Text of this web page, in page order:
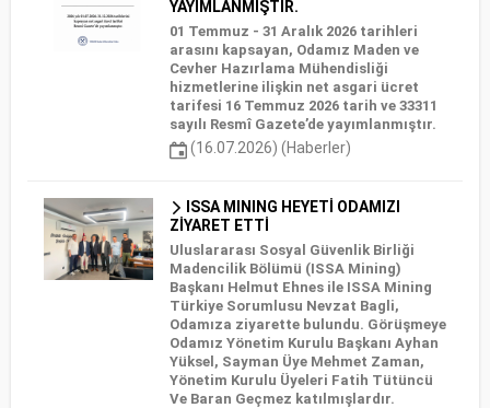
YAYIMLANMIŞTIR.
01 Temmuz - 31 Aralık 2026 tarihleri
arasını kapsayan, Odamız Maden ve
Cevher Hazırlama Mühendisliği
hizmetlerine ilişkin net asgari ücret
tarifesi 16 Temmuz 2026 tarih ve 33311
sayılı Resmî Gazete’de yayımlanmıştır.
(16.07.2026) (Haberler)
ISSA MINING HEYETİ ODAMIZI
ZİYARET ETTİ
Uluslararası Sosyal Güvenlik Birliği
Madencilik Bölümü (ISSA Mining)
Başkanı Helmut Ehnes ile ISSA Mining
Türkiye Sorumlusu Nevzat Bagli,
Odamıza ziyarette bulundu. Görüşmeye
Odamız Yönetim Kurulu Başkanı Ayhan
Yüksel, Sayman Üye Mehmet Zaman,
Yönetim Kurulu Üyeleri Fatih Tütüncü
Ve Baran Geçmez katılmışlardır.